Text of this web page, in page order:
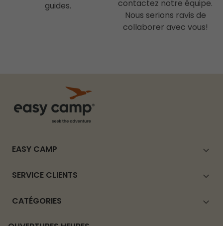
guides.
contactez notre équipe.
Nous serions ravis de
collaborer avec vous!
EASY CAMP
SERVICE CLIENTS
CATÉGORIES